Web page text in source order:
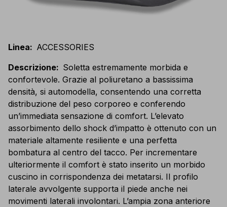
Linea: ACCESSORIES
Descrizione: Soletta estremamente morbida e
confortevole. Grazie al poliuretano a bassissima
densità, si automodella, consentendo una corretta
distribuzione del peso corporeo e conferendo
un’immediata sensazione di comfort. L’elevato
assorbimento dello shock d’impatto è ottenuto con un
materiale altamente resiliente e una perfetta
bombatura al centro del tacco. Per incrementare
ulteriormente il comfort è stato inserito un morbido
cuscino in corrispondenza dei metatarsi. Il profilo
laterale avvolgente supporta il piede anche nei
movimenti laterali involontari. L’ampia zona anteriore